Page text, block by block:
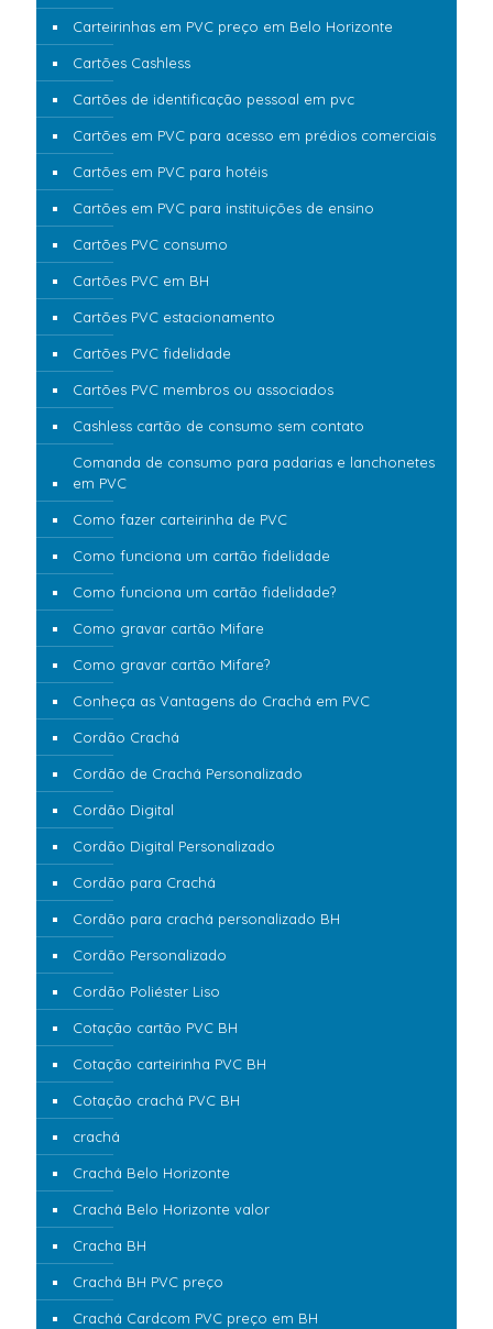
Carteirinhas em PVC preço em Belo Horizonte
Cartões Cashless
Cartões de identificação pessoal em pvc
Cartões em PVC para acesso em prédios comerciais
Cartões em PVC para hotéis
Cartões em PVC para instituições de ensino
Cartões PVC consumo
Cartões PVC em BH
Cartões PVC estacionamento
Cartões PVC fidelidade
Cartões PVC membros ou associados
Cashless cartão de consumo sem contato
Comanda de consumo para padarias e lanchonetes
em PVC
Como fazer carteirinha de PVC
Como funciona um cartão fidelidade
Como funciona um cartão fidelidade?
Como gravar cartão Mifare
Como gravar cartão Mifare?
Conheça as Vantagens do Crachá em PVC
Cordão Crachá
Cordão de Crachá Personalizado
Cordão Digital
Cordão Digital Personalizado
Cordão para Crachá
Cordão para crachá personalizado BH
Cordão Personalizado
Cordão Poliéster Liso
Cotação cartão PVC BH
Cotação carteirinha PVC BH
Cotação crachá PVC BH
crachá
Crachá Belo Horizonte
Crachá Belo Horizonte valor
Cracha BH
Crachá BH PVC preço
Crachá Cardcom PVC preço em BH